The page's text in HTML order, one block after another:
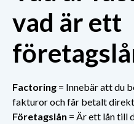
vad är ett
Factoring = Innebär att du
fakturor och får betalt
Företagslån = Är ett lån till